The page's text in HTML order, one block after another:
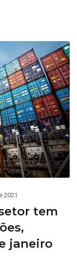
2021
tem
janeiro